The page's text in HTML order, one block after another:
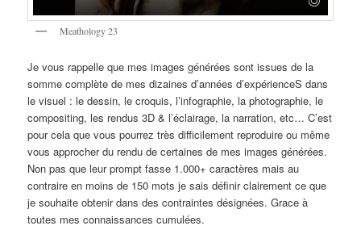
Meathology 23
Je vous rappelle que mes images générées sont issues de la
somme complète de mes dizaines d’années d’expérienceS dans
le visuel : le dessin, le croquis, l’infographie, la photographie, le
compositing, les rendus 3D & l’éclairage, la narration, etc… C’est
pour cela que vous pourrez très difficilement reproduire ou même
vous approcher du rendu de certaines de mes images générées.
Non pas que leur prompt fasse 1.000+ caractères mais au
contraire en moins de 150 mots je sais définir clairement ce que
je souhaite obtenir dans des contraintes désignées. Grace à
toutes mes connaissances cumulées.